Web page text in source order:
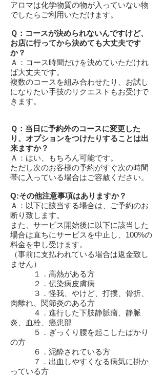
アロマは化学物質の物が入っていない物
でしたらご利用いただけます。
Ｑ：コースが決められないんですけど、
お店に行ってから決めても大丈夫です
か？
Ａ：コース時間だけを決めていただけれ
ば大丈夫です。
複数のコースを組み合わせたり、お試し
になりたい手技のリクエストもお受けで
きます。
Ｑ：当日に予約外のコースに変更した
り、オプションをつけたりすることは出
来ますか？
Ａ：はい、もちろん可能です。
ただし次のお客様の予約がすぐ次の時間
帯に入っている場合はご容赦ください。
Q:その他注意事項はありますか？
Ａ：以下に該当する場合は、ご予約のお
断り致します。
また、サービス開始後に以下に該当した
場合は直ちにサービスを中止し、100%の
料金を申し受けます。
（事前に支払われている場合は返金致し
ません）
１．高熱がある方
２．伝染病皮膚病
３．怪我、やけど、打撲、骨折、
肉離れ、関節炎のある方
４．進行した下肢静脈瘤、静脈
炎、血栓、癌患部
５．ぎっくり腰を起こしたばかり
の方
６．泥酔されている方
７．出血しやすくなる病気に掛か
っている方